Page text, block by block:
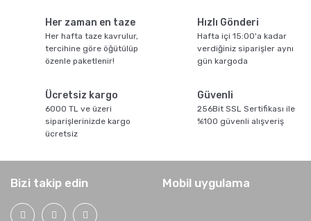
Temizlenir?
Her zaman en taze
Her hafta taze kavrulur,
tercihine göre öğütülüp
özenle paketlenir!
Hızlı Gönderi
Hafta içi 15:00'a kadar
verdiğiniz siparişler aynı
gün kargoda
Ücretsiz kargo
6000 TL ve üzeri
siparişlerinizde kargo
ücretsiz
Güvenli
256Bit SSL Sertifikası ile
%100 güvenli alışveriş
Bizi takip edin Mobil uygulama